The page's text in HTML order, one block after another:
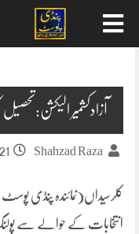
آزادکشمیر الیکشن:تحصیل کلرسیداں
Shahzad Raza
کلرسیداں(نمائندہ پنڈی
انتخابات کے حوالے سے